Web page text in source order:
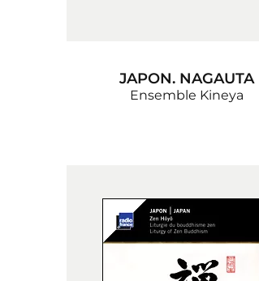
JAPON. NAGAUTA
Ensemble Kineya